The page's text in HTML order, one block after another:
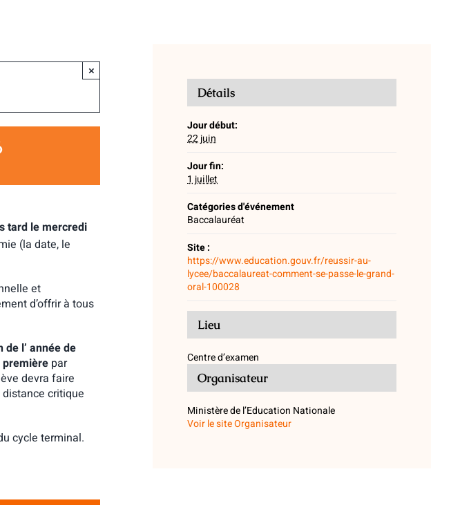
×
tard le mercredi
(la date, le
et
d’offrir à tous
l’ année de
première par
devra faire
distance critique
cycle terminal.
Détails
Jour début:
22 juin
Jour fin:
1 juillet
Catégories d'événement
Baccalauréat
Site :
https://www.education.gouv.fr/reussir-au-
lycee/baccalaureat-comment-se-passe-le-grand-
oral-100028
Lieu
Centre d’examen
Organisateur
Ministère de l’Education Nationale
Voir le site Organisateur